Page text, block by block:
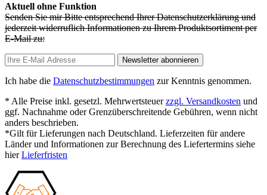
Aktuell ohne Funktion
Senden Sie mir Bitte entsprechend Ihrer Datenschutzerklärung und
jederzeit widerruflich Informationen zu Ihrem Produktsortiment per
E-Mail zu:
Newsletter abonnieren
Ich habe die Datenschutzbestimmungen zur Kenntnis genommen.
* Alle Preise inkl. gesetzl. Mehrwertsteuerzzgl. Versandkosten und
ggf. Nachnahme oder Grenzüberschreitende Gebühren, wenn nicht
anders beschrieben.
*Gilt für Lieferungen nach Deutschland. Lieferzeiten für andere
Länder und Informationen zur Berechnung des Liefertermins siehe
hierLieferfristen